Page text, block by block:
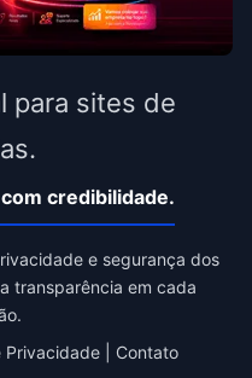
para sites de
credibilidade.
e segurança dos
transparência em cada
Privacidade Contato